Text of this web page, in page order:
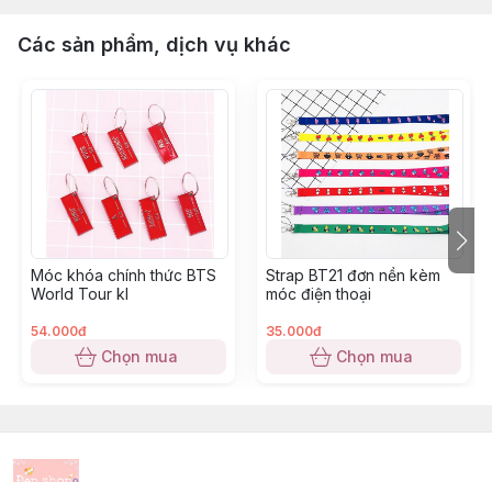
Các sản phẩm, dịch vụ khác
Móc khóa chính thức BTS
World Tour kl
54.000đ
Chọn mua
Strap BT21 đơn nền kèm
móc điện thoại
35.000đ
Chọn mua